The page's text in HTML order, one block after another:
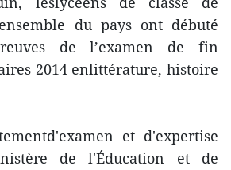
du pays ont débuté
de l’examen de fin
2014 enlittérature, histoire
et d'expertise
de l'Éducation et de